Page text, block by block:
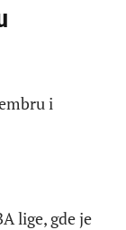
i
lige, gde je